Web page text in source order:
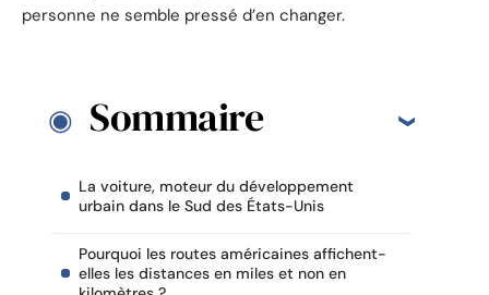
personne ne semble pressé d’en changer.
Sommaire
La voiture, moteur du développement
urbain dans le Sud des États-Unis
Pourquoi les routes américaines affichent-
elles les distances en miles et non en